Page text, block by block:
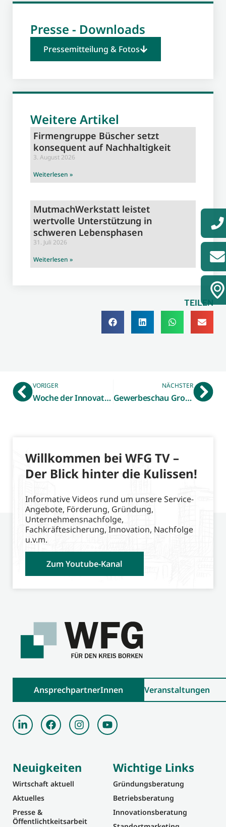
Presse - Downloads
Pressemitteilung & Fotos
Weitere Artikel
Firmengruppe Büscher setzt
konsequent auf Nachhaltigkeit
3. August 2026
Weiterlesen »
MutmachWerkstatt leistet
wertvolle Unterstützung in
schweren Lebensphasen
31. Juli 2026
Weiterlesen »
TEILEN
VORIGER
Woche der Innovation vom 3. – 9. Mai 2023
NÄCHSTER
Gewerbeschau Gronau-Epe – WFG zeigt Präsenz
Willkommen bei WFG TV –
Der Blick hinter die Kulissen!
Informative Videos rund um unsere Service-
Angebote, Förderung, Gründung,
Unternehmensnachfolge,
Fachkräftesicherung, Innovation, Nachfolge
u.v.m.
Zum Youtube-Kanal
AnsprechpartnerInnen Veranstaltungen
Neuigkeiten
Wirtschaft aktuell
Aktuelles
Presse &
Öffentlichtkeitsarbeit
Wichtige Links
Gründungsberatung
Betriebsberatung
Innovationsberatung